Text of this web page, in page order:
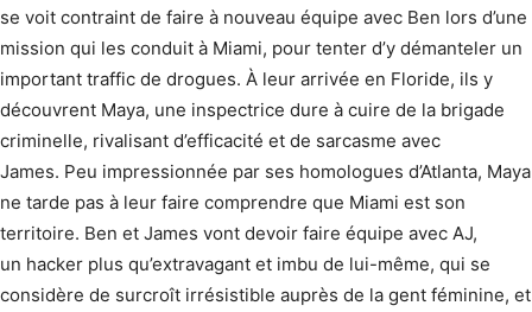
se voit contraint de faire à nouveau équipe avec Ben lors d’une
mission qui les conduit à Miami, pour tenter d’y démanteler un
important traffic de drogues. À leur arrivée en Floride, ils y
découvrent Maya, une inspectrice dure à cuire de la brigade
criminelle, rivalisant d’efficacité et de sarcasme avec
James. Peu impressionnée par ses homologues d’Atlanta, Maya
ne tarde pas à leur faire comprendre que Miami est son
territoire. Ben et James vont devoir faire équipe avec AJ,
un hacker plus qu’extravagant et imbu de lui-même, qui se
considère de surcroît irrésistible auprès de la gent féminine, et